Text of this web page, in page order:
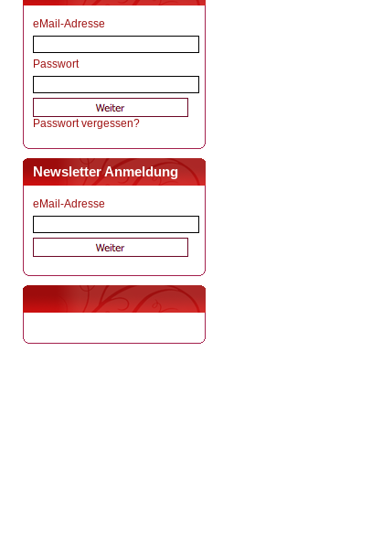
eMail-Adresse
Passwort
Passwort vergessen?
Newsletter Anmeldung
eMail-Adresse